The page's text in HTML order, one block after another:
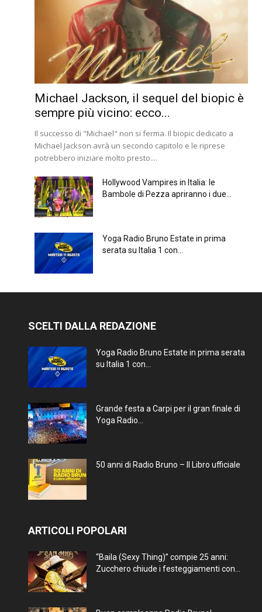
Michael Jackson, il sequel del biopic è
sempre più vicino: ecco...
Il successo di "Michael" non si ferma. Il biopic dedicato a
Michael Jackson avrà un secondo capitolo e le riprese
potrebbero iniziare molto presto....
Hollywood Vampires in Italia: le
Bambole di Pezza apriranno i due...
Yoga Radio Bruno Estate in prima
serata su Italia 1 con...
SCELTI DALLA REDAZIONE
Yoga Radio Bruno Estate in prima serata
su Italia 1 con...
Grande festa a Carpi per il gran finale di
Yoga Radio...
50 anni di Radio Bruno – Il Libro ufficiale
ARTICOLI POPOLARI
“Baila (Sexy Thing)” compie 25 anni:
Zucchero chiude i festeggiamenti con...